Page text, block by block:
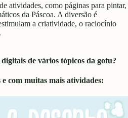
atividades, como páginas para pintar,
da Páscoa. A diversão é
a criatividade, o raciocínio
de vários tópicos da gotu?
com muitas mais atividades: